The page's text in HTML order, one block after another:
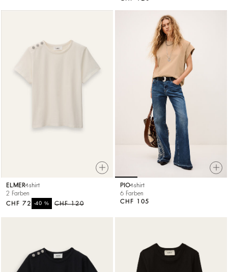
ELMER t-shirt
2 Farben
CHF 120
-40%
CHF 72
PIOt-shirt
6 Farben
CHF 105